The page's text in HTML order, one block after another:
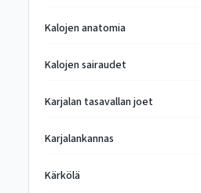
Kalojen anatomia
Kalojen sairaudet
Karjalan tasavallan joet
Karjalankannas
Kärkölä